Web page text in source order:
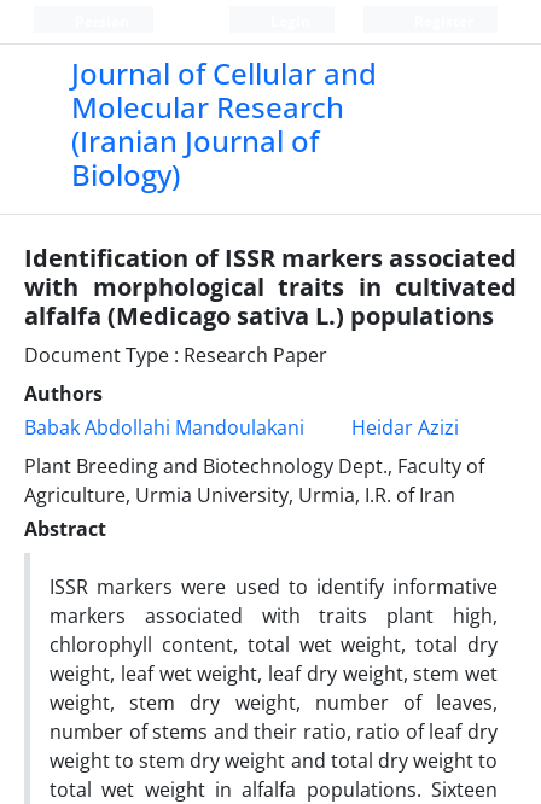
Journal of Cellular and
Molecular Research
(Iranian Journal of
Biology)
Identification of ISSR markers associated
with morphological traits in cultivated
alfalfa (Medicago sativa L.) populations
Document Type : Research Paper
Authors
Babak Abdollahi Mandoulakani
Heidar Azizi
Plant Breeding and Biotechnology Dept., Faculty of
Agriculture, Urmia University, Urmia, I.R. of Iran
Abstract
ISSR markers were used to identify informative
markers associated with traits plant high,
chlorophyll content, total wet weight, total dry
weight, leaf wet weight, leaf dry weight, stem wet
weight, stem dry weight, number of leaves,
number of stems and their ratio, ratio of leaf dry
weight to stem dry weight and total dry weight to
total wet weight in alfalfa populations. Sixteen